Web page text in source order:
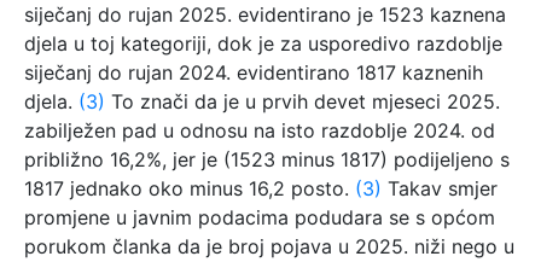
siječanj do rujan 2025. evidentirano je 1523 kaznena
djela u toj kategoriji, dok je za usporedivo razdoblje
siječanj do rujan 2024. evidentirano 1817 kaznenih
djela. (3) To znači da je u prvih devet mjeseci 2025.
zabilježen pad u odnosu na isto razdoblje 2024. od
približno 16,2%, jer je (1523 minus 1817) podijeljeno s
1817 jednako oko minus 16,2 posto. (3) Takav smjer
promjene u javnim podacima podudara se s općom
porukom članka da je broj pojava u 2025. niži nego u